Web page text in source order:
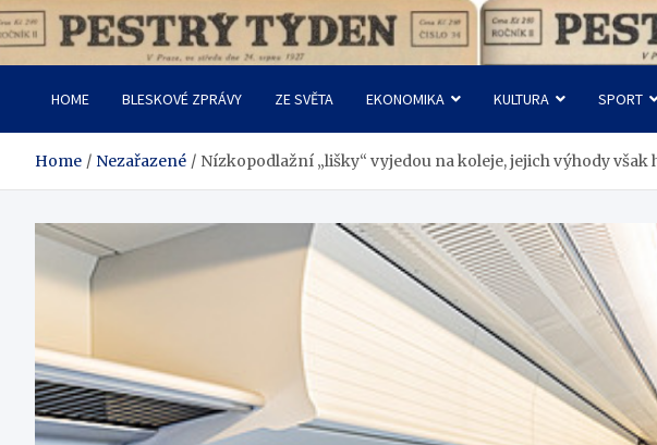
Skip
to
Pestrý Týden
HOME BLESKOVÉ ZPRÁVY ZE SVĚTA EKONOMIKA KULTURA SPORT
Home Nezařazené Nízkopodlažní „lišky“ vyjedou na koleje, jejich výhody však